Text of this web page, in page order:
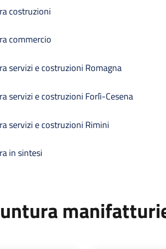
costruzioni
commercio
servizi e costruzioni Romagna
servizi e costruzioni Forlì-Cesena
servizi e costruzioni Rimini
in sintesi